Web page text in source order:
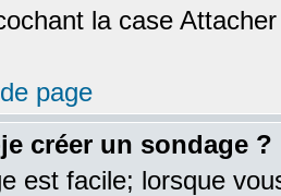
la case
page
créer un sondage ?
est facile; lorsque